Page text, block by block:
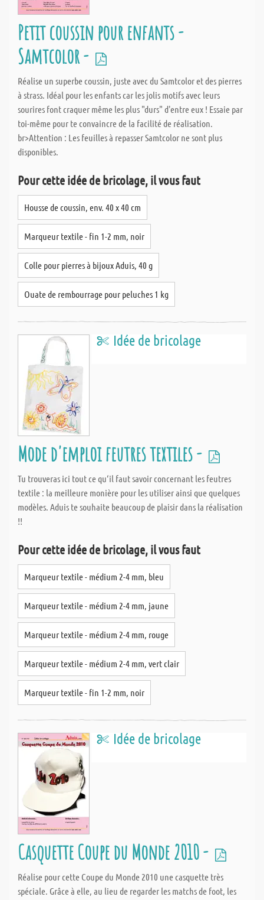
Petit coussin pour enfants -
Samtcolor -
Réalise un superbe coussin, juste avec du Samtcolor et des pierres
à strass. Idéal pour les enfants car les jolis motifs avec leurs
sourires font craquer même les plus "durs" d'entre eux ! Essaie par
toi-même pour te convaincre de la facilité de réalisation.
br>Attention : Les feuilles à repasser Samtcolor ne sont plus
disponibles.
Pour cette idée de bricolage, il vous faut
Housse de coussin, env. 40 x 40 cm
Marqueur textile - fin 1-2 mm, noir
Colle pour pierres à bijoux Aduis, 40 g
Ouate de rembourrage pour peluches 1 kg
Idée de bricolage
Mode d'emploi feutres textiles -
Tu trouveras ici tout ce qu‘il faut savoir concernant les feutres
textile : la meilleure monière pour les utiliser ainsi que quelques
modèles. Aduis te souhaite beaucoup de plaisir dans la réalisation
!!
Pour cette idée de bricolage, il vous faut
Marqueur textile - médium 2-4 mm, bleu
Marqueur textile - médium 2-4 mm, jaune
Marqueur textile - médium 2-4 mm, rouge
Marqueur textile - médium 2-4 mm, vert clair
Marqueur textile - fin 1-2 mm, noir
Idée de bricolage
Casquette Coupe du Monde 2010 -
Réalise pour cette Coupe du Monde 2010 une casquette très
spéciale. Grâce à elle, au lieu de regarder les matchs de foot, les